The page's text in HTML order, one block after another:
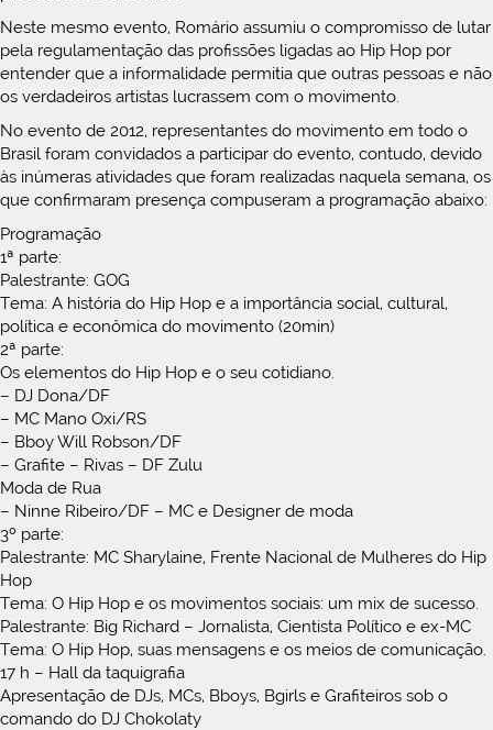
Neste mesmo evento, Romário assumiu o compromisso de lutar
pela regulamentação das profissões ligadas ao Hip Hop por
entender que a informalidade permitia que outras pessoas e não
os verdadeiros artistas lucrassem com o movimento.
No evento de 2012, representantes do movimento em todo o
Brasil foram convidados a participar do evento, contudo, devido
às inúmeras atividades que foram realizadas naquela semana, os
que confirmaram presença compuseram a programação abaixo:
Programação
1ª parte:
Palestrante: GOG
Tema: A história do Hip Hop e a importância social, cultural,
política e econômica do movimento (20min)
2ª parte:
Os elementos do Hip Hop e o seu cotidiano.
– DJ Dona/DF
– MC Mano Oxi/RS
– Bboy Will Robson/DF
– Grafite – Rivas – DF Zulu
Moda de Rua
– Ninne Ribeiro/DF – MC e Designer de moda
3º parte:
Palestrante: MC Sharylaine, Frente Nacional de Mulheres do Hip
Hop
Tema: O Hip Hop e os movimentos sociais: um mix de sucesso.
Palestrante: Big Richard – Jornalista, Cientista Político e ex-MC
Tema: O Hip Hop, suas mensagens e os meios de comunicação.
17 h – Hall da taquigrafia
Apresentação de DJs, MCs, Bboys, Bgirls e Grafiteiros sob o
comando do DJ Chokolaty